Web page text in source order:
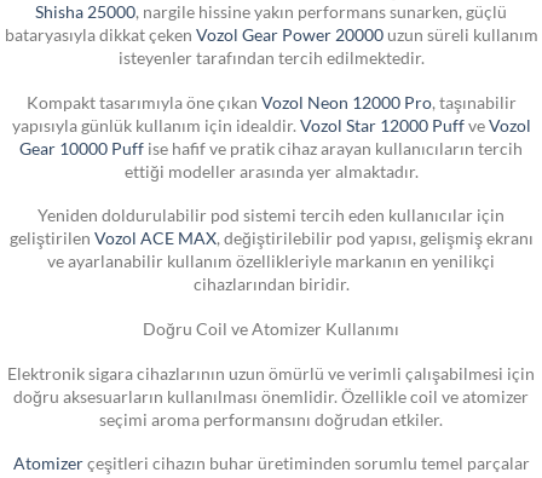
Shisha 25000 , nargile hissine yakın performans sunarken, güçlü
bataryasıyla dikkat çeken Vozol Gear Power 20000uzun süreli kullanım
isteyenler tarafından tercih edilmektedir.
Kompakt tasarımıyla öne çıkan Vozol Neon 12000 Pro, taşınabilir
yapısıyla günlük kullanım için idealdir. Vozol Star 12000 PuffveVozol
Gear 10000 Puff ise hafif ve pratik cihaz arayan kullanıcıların tercih
ettiği modeller arasında yer almaktadır.
Yeniden doldurulabilir pod sistemi tercih eden kullanıcılar için
geliştirilen Vozol ACE MAX, değiştirilebilir pod yapısı, gelişmiş ekranı
ve ayarlanabilir kullanım özellikleriyle markanın en yenilikçi
cihazlarından biridir.
Doğru Coil ve Atomizer Kullanımı
Elektronik sigara cihazlarının uzun ömürlü ve verimli çalışabilmesi için
doğru aksesuarların kullanılması önemlidir. Özellikle coil ve atomizer
seçimi aroma performansını doğrudan etkiler.
Atomizerçeşitleri cihazın buhar üretiminden sorumlu temel parçalar